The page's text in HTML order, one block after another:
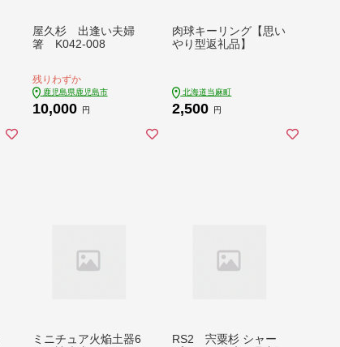
屋久杉 出逢い夫婦
箸 K042-008
残りわずか
鹿児島県鹿児島市
10,000 円
肉球キーリング【思い
やり型返礼品】
北海道当麻町
2,500 円
ミニチュア火焔土器6
RS2 宍粟杉 シャー